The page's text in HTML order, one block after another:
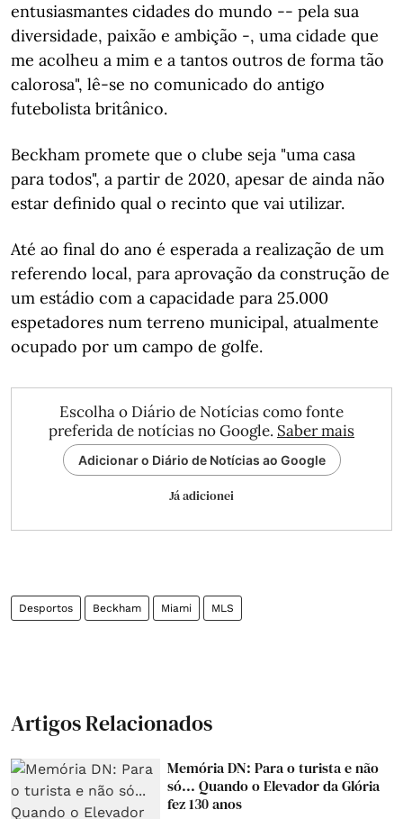
entusiasmantes cidades do mundo -- pela sua
diversidade, paixão e ambição -, uma cidade que
me acolheu a mim e a tantos outros de forma tão
calorosa", lê-se no comunicado do antigo
futebolista britânico.
Beckham promete que o clube seja "uma casa
para todos", a partir de 2020, apesar de ainda não
estar definido qual o recinto que vai utilizar.
Até ao final do ano é esperada a realização de um
referendo local, para aprovação da construção de
um estádio com a capacidade para 25.000
espetadores num terreno municipal, atualmente
ocupado por um campo de golfe.
Escolha o Diário de Notícias como fonte
preferida de notícias no Google. Saber mais
Adicionar o Diário de Notícias ao Google
Já adicionei
Desportos Beckham Miami MLS
Artigos Relacionados
Memória DN: Para o turista e não
só... Quando o Elevador da Glória
fez 130 anos